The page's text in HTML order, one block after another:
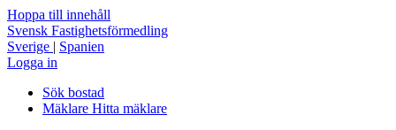
Hoppa till innehåll
Svensk Fastighetsförmedling
Sverige | Spanien
Logga in
Sök bostad
Mäklare Hitta mäklare